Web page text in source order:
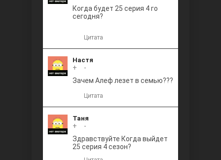
Когда будет 25 серия 4 го
сегодня?
Цитата
Настя
+
-
Зачем Алеф лезет в семью???
Цитата
Таня
+
-
Здравствуйте Когда выйдет
25 серия 4 сезон?